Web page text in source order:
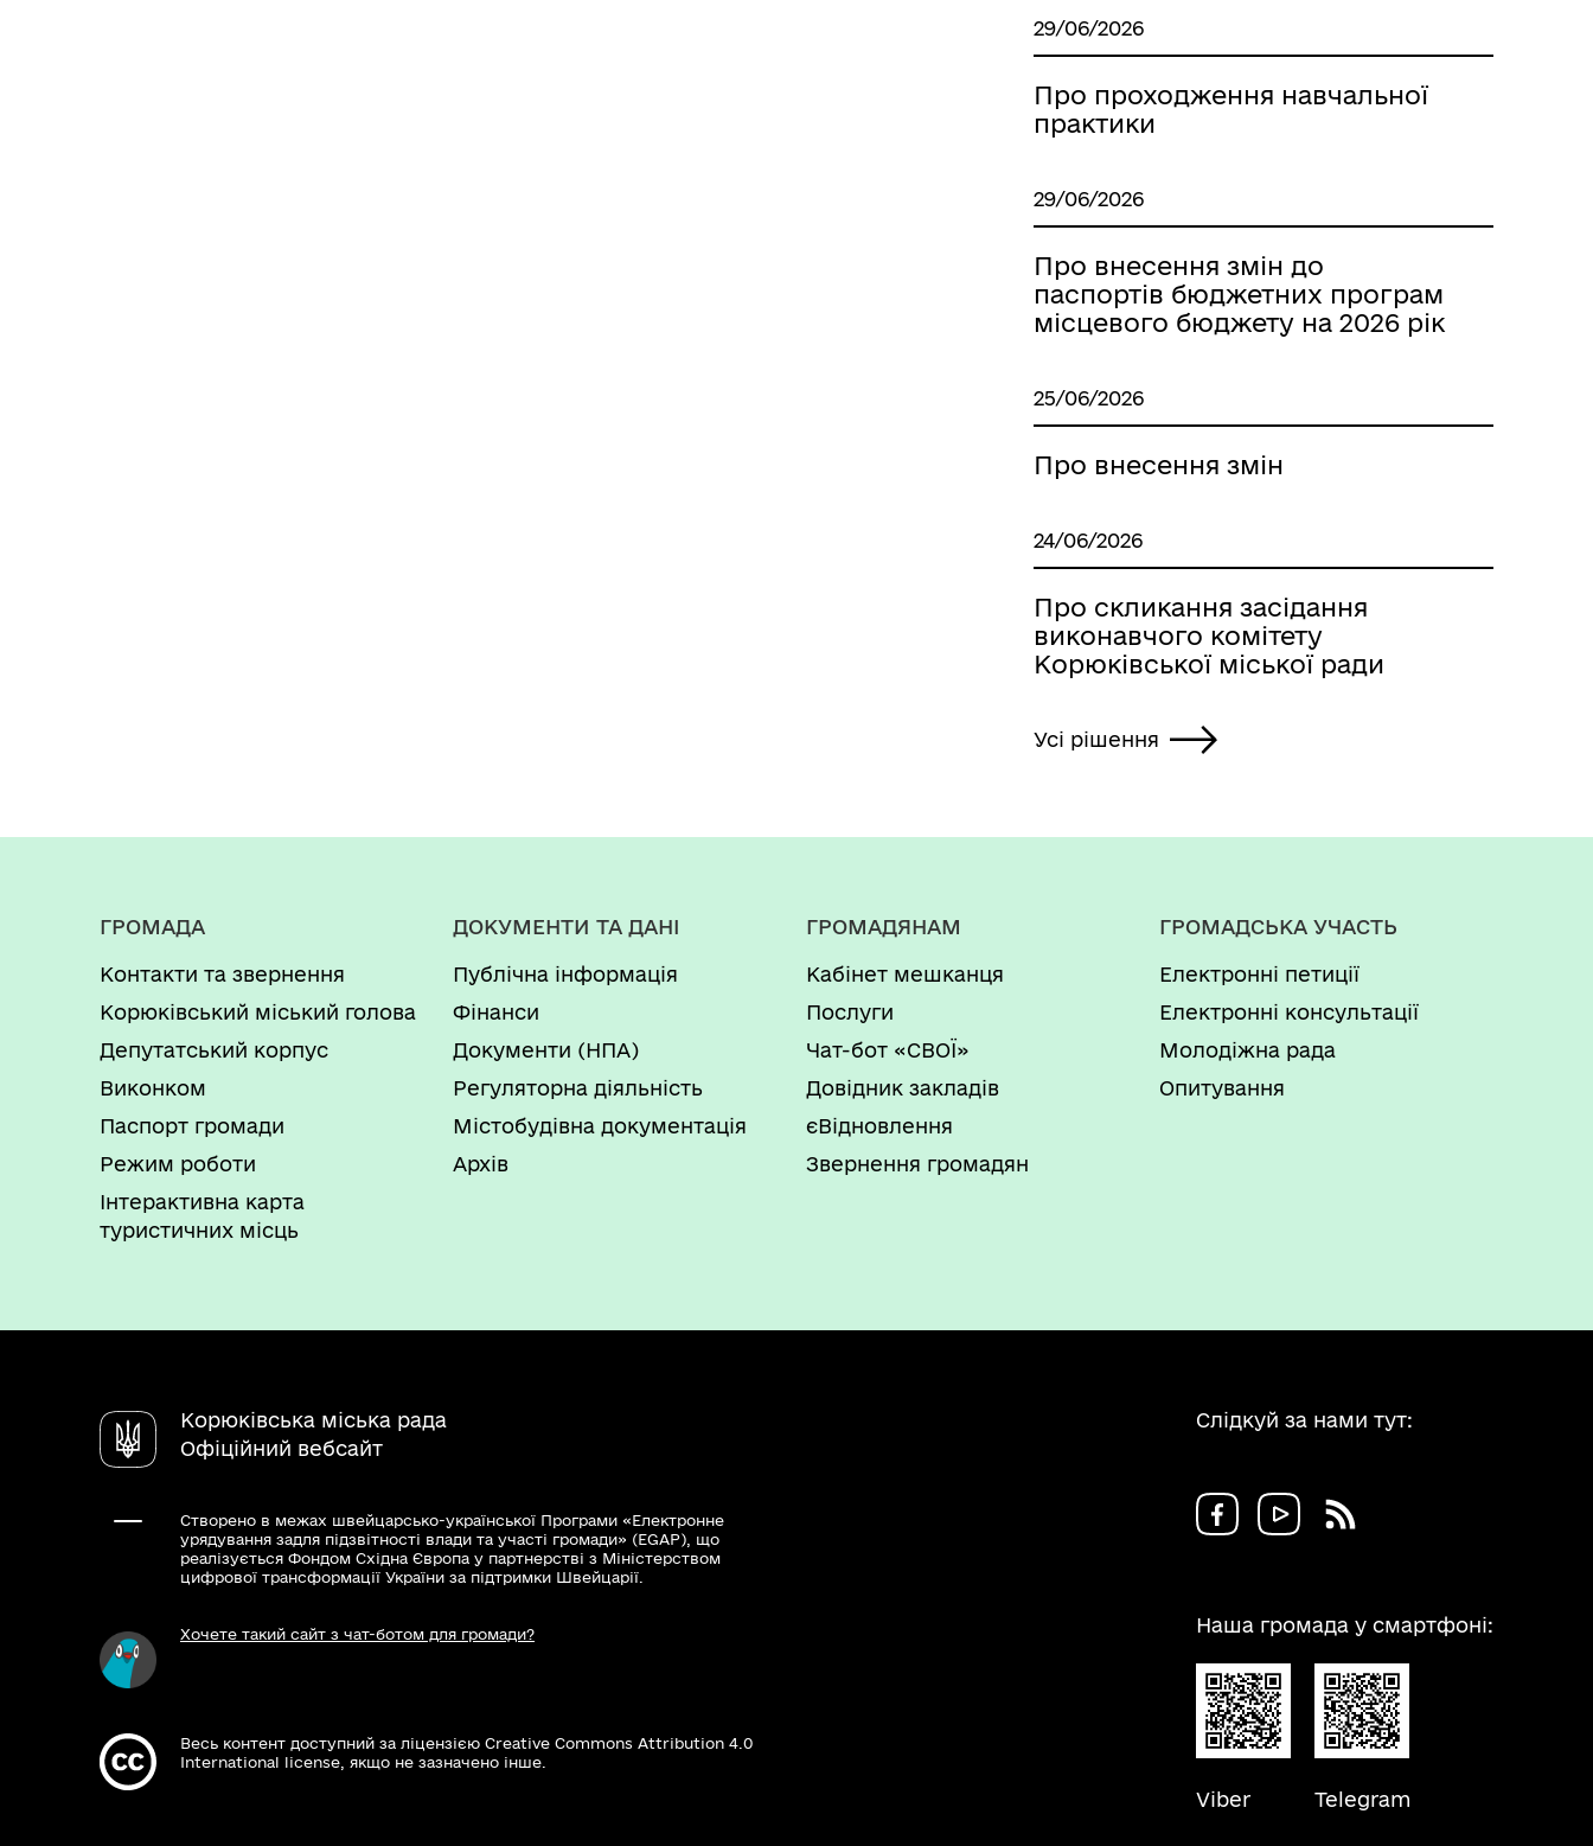
29/06/2026
Про проходження навчальної
практики
29/06/2026
Про внесення змін до
паспортів бюджетних програм
місцевого бюджету на 2026 рік
25/06/2026
Про внесення змін
24/06/2026
Про скликання засідання
виконавчого комітету
Корюківської міської ради
Усі рішення
ГРОМАДА
Контакти та звернення
Корюківський міський голова
Депутатський корпус
Виконком
Паспорт громади
Режим роботи
Інтерактивна карта
туристичних місць
ДОКУМЕНТИ ТА ДАНІ
Публічна інформація
Фінанси
Документи (НПА)
Регуляторна діяльність
Містобудівна документація
Архів
ГРОМАДЯНАМ
Кабінет мешканця
Послуги
Чат-бот «СВОЇ»
Довідник закладів
єВідновлення
Звернення громадян
ГРОМАДСЬКА УЧАСТЬ
Електронні петиції
Електронні консультації
Молодіжна рада
Опитування
Корюківська міська рада
Офіційний вебсайт
Створено в межах швейцарсько-української Програми «Електронне
урядування задля підзвітності влади та участі громади» (EGAP), що
реалізується Фондом Східна Європа у партнерстві з Міністерством
цифрової трансформації України за підтримки Швейцарії.
Хочете такий сайт з чат-ботом для громади?
Весь контент доступний за ліцензією Creative Commons Attribution 4.0
International license, якщо не зазначено інше.
Слідкуй за нами тут:
Наша громада у смартфоні:
Viber Telegram